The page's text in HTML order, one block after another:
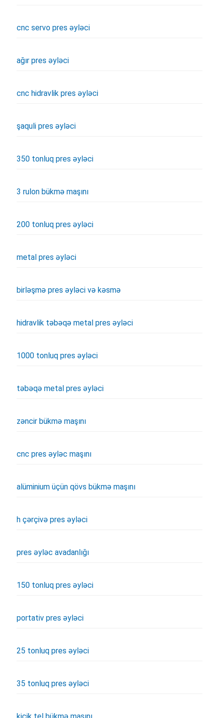
cnc servo pres əyləci
ağır pres əyləci
cnc hidravlik pres əyləci
şaquli pres əyləci
350 tonluq pres əyləci
3 rulon bükmə maşını
200 tonluq pres əyləci
metal pres əyləci
birləşmə pres əyləci və kəsmə
hidravlik təbəqə metal pres əyləci
1000 tonluq pres əyləci
təbəqə metal pres əyləci
zəncir bükmə maşını
cnc pres əyləc maşını
alüminium üçün qövs bükmə maşını
h çərçivə pres əyləci
pres əyləc avadanlığı
150 tonluq pres əyləci
portativ pres əyləci
25 tonluq pres əyləci
35 tonluq pres əyləci
kiçik tel bükmə maşını